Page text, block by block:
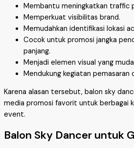
Membantu meningkatkan traffic
Memperkuat visibilitas brand.
Memudahkan identifikasi lokasi
Cocok untuk promosi jangka
panjang.
Menjadi elemen visual yang
Mendukung kegiatan pemasaran
Karena alasan tersebut, balon sky
media promosi favorit untuk berbagai
event.
Balon Sky Dancer untuk